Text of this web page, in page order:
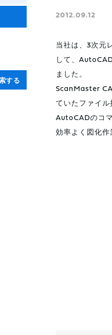
する
2012.09.12
当社は、3次元
して、
ました。
ScanMaster
ていたファイ
AutoCADのコ
効率よく図化作